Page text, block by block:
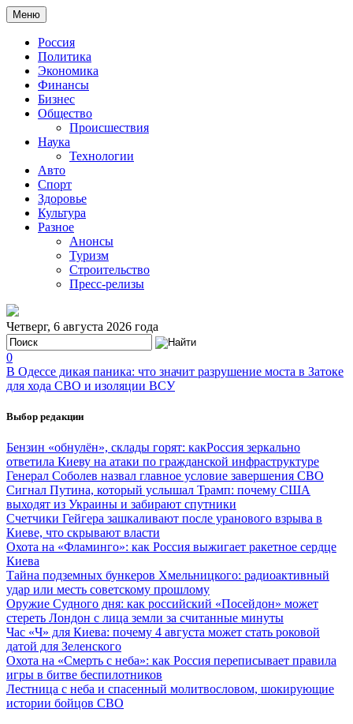
Меню
Россия
Политика
Экономика
Финансы
Бизнес
Общество
Происшествия
Наука
Технологии
Авто
Спорт
Здоровье
Культура
Разное
Анонсы
Туризм
Строительство
Пресс-релизы
Четверг, 6 августа 2026 года
0
В Одессе дикая паника: что значит разрушение моста в Затоке
для хода СВО и изоляции ВСУ
Выбор редакции
Бензин «обнулён», склады горят: какРоссия зеркально
ответила Киеву на атаки по гражданской инфраструктуре
Генерал Соболев назвал главное условие завершения СВО
Сигнал Путина, который услышал Трамп: почему США
выходят из Украины и забирают спутники
Счетчики Гейгера зашкаливают после уранового взрыва в
Киеве, что скрывают власти
Охота на «Фламинго»: как Россия выжигает ракетное сердце
Киева
Тайна подземных бункеров Хмельницкого: радиоактивный
удар или месть советскому прошлому
Оружие Судного дня: как российский «Посейдон» может
стереть Лондон с лица земли за считанные минуты
Час «Ч» для Киева: почему 4 августа может стать роковой
датой для Зеленского
Охота на «Смерть с неба»: как Россия переписывает правила
игры в битве беспилотников
Лестница с неба и спасенный молитвословом, шокирующие
истории бойцов СВО